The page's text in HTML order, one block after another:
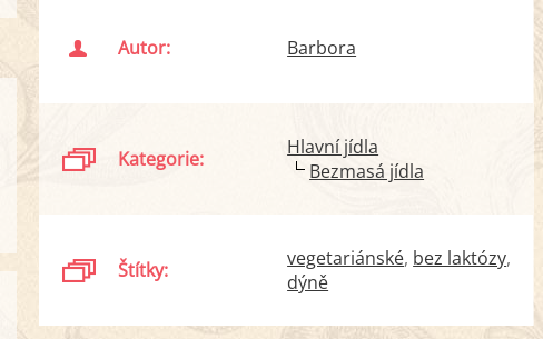
Autor: Barbora
Kategorie:
Hlavní jídla
Bezmasá jídla
Štítky: vegetariánské bez laktózy
dýně